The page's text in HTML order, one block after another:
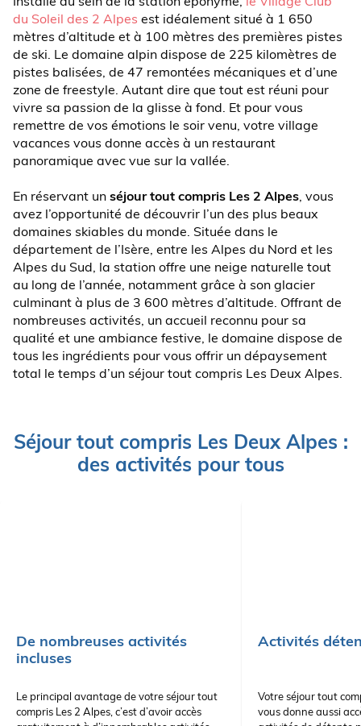
du Soleil des 2 Alpes est idéalement situé à 1 650
mètres d’altitude et à 100 mètres des premières pistes
de ski. Le domaine alpin dispose de 225 kilomètres de
pistes balisées, de 47 remontées mécaniques et d’une
zone de freestyle. Autant dire que tout est réuni pour
vivre sa passion de la glisse à fond. Et pour vous
remettre de vos émotions le soir venu, votre village
vacances vous donne accès à un restaurant
panoramique avec vue sur la vallée.
En réservant un séjour tout compris Les 2 Alpes, vous
avez l’opportunité de découvrir l’un des plus beaux
domaines skiables du monde. Située dans le
département de l’Isère, entre les Alpes du Nord et les
Alpes du Sud, la station offre une neige naturelle tout
au long de l’année, notamment grâce à son glacier
culminant à plus de 3 600 mètres d’altitude. Offrant de
nombreuses activités, un accueil reconnu pour sa
qualité et une ambiance festive, le domaine dispose de
tous les ingrédients pour vous offrir un dépaysement
total le temps d’un séjour tout compris Les Deux Alpes.
Séjour tout compris Les Deux Alpes :
des activités pour tous
De nombreuses activités
incluses
Le principal avantage de votre séjour tout
compris Les 2 Alpes, c’est d’avoir accès
Activités
Votre séjour tout
vous donne aussi